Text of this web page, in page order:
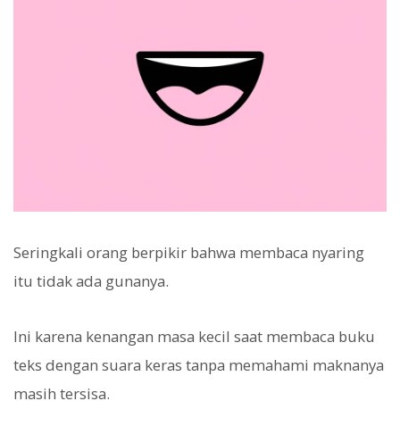
Seringkali orang berpikir bahwa membaca nyaring
itu tidak ada gunanya.
Ini karena kenangan masa kecil saat membaca buku
teks dengan suara keras tanpa memahami maknanya
masih tersisa.